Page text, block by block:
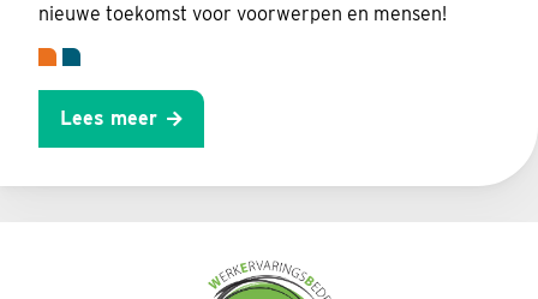
nieuwe toekomst voor voorwerpen en mensen!
Lees meer